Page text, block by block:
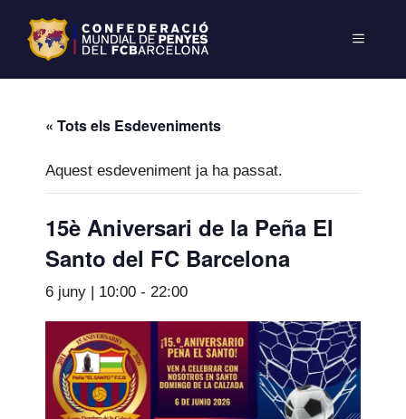
« Tots els Esdeveniments
Aquest esdeveniment ja ha passat.
15è Aniversari de la Peña El
Santo del FC Barcelona
6 juny | 10:00 - 22:00